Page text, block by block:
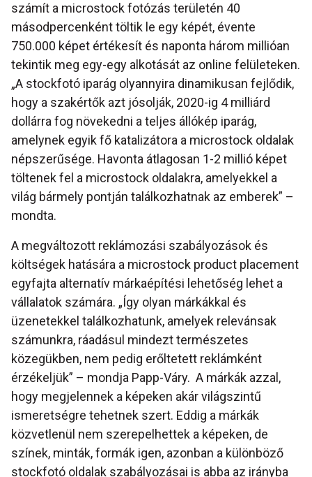
számít a microstock fotózás területén 40
másodpercenként töltik le egy képét, évente
750.000 képet értékesít és naponta három millióan
tekintik meg egy-egy alkotását az online felületeken.
„A stockfotó iparág olyannyira dinamikusan fejlődik,
hogy a szakértők azt jósolják, 2020-ig 4 milliárd
dollárra fog növekedni a teljes állókép iparág,
amelynek egyik fő katalizátora a microstock oldalak
népszerűsége. Havonta átlagosan 1-2 millió képet
töltenek fel a microstock oldalakra, amelyekkel a
világ bármely pontján találkozhatnak az emberek” –
mondta.
A megváltozott reklámozási szabályozások és
költségek hatására a microstock product placement
egyfajta alternatív márkaépítési lehetőség lehet a
vállalatok számára. „Így olyan márkákkal és
üzenetekkel találkozhatunk, amelyek relevánsak
számunkra, ráadásul mindezt természetes
közegükben, nem pedig erőltetett reklámként
érzékeljük” – mondja Papp-Váry. A márkák azzal,
hogy megjelennek a képeken akár világszintű
ismeretségre tehetnek szert. Eddig a márkák
közvetlenül nem szerepelhettek a képeken, de
színek, minták, formák igen, azonban a különböző
stockfotó oldalak szabályozásai is abba az irányba